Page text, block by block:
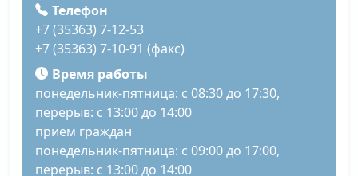
Телефон
+7 (35363) 7-12-53
+7 (35363) 7-10-91 (факс)
Время работы
понедельник-пятница: с 08:30 до 17:30,
перерыв: с 13:00 до 14:00
прием граждан
понедельник-пятница: с 09:00 до 17:00,
перерыв: с 13:00 до 14:00